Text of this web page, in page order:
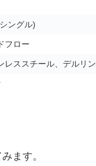
ングル)
フロー
レススチール、デルリン
ます。